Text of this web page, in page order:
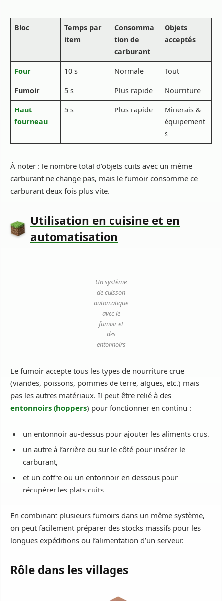
Bloc
Temps par
item
Consomma
tion de
carburant
Objets
acceptés
Four 10 s Normale Tout
Fumoir 5 s Plus rapide Nourriture
Haut
fourneau
5 s Plus rapide
Minerais &
équipement
s
À noter : le nombre total d’objets cuits avec un même
carburant ne change pas, mais le fumoir consomme ce
carburant deux fois plus vite.
Utilisation en cuisine et en
automatisation
Un système
de cuisson
automatique
avec le
fumoir et
des
entonnoirs
Le fumoir accepte tous les types de nourriture crue
(viandes, poissons, pommes de terre, algues, etc.) mais
pas les autres matériaux. Il peut être relié à des
entonnoirs (hoppers) pour fonctionner en continu :
un entonnoir au-dessus pour ajouter les aliments crus,
un autre à l’arrière ou sur le côté pour insérer le
carburant,
et un coffre ou un entonnoir en dessous pour
récupérer les plats cuits.
En combinant plusieurs fumoirs dans un même système,
on peut facilement préparer des stocks massifs pour les
longues expéditions ou l’alimentation d’un serveur.
Rôle dans les villages